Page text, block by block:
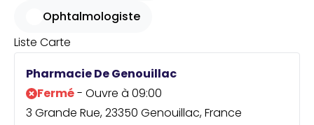
Connexion
Praticien ?
Ophtalmologiste
Liste Carte
Pharmacie De Genouillac
Fermé- Ouvre à 09:00
3 Grande Rue, 23350 Genouillac, France